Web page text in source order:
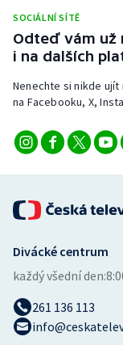
Triatlon
Veslování
Vodní slalom
SOCIÁLNÍ SÍTĚ
Odteď vám už
i na dalších
Nenechte si nikde
na Facebooku, X,
Divácké centrum
každý všední den:
261 136 113